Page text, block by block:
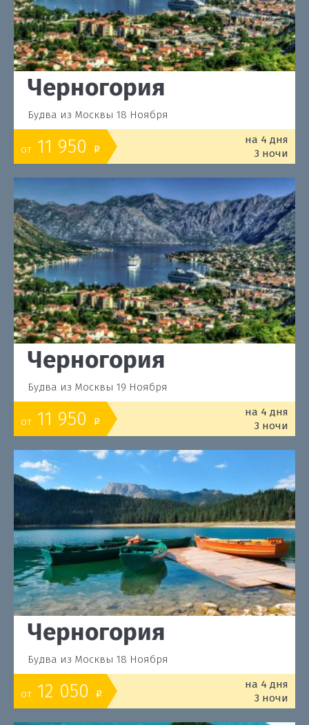
Черногория
Будва из Москвы 18 Ноября
от 11 950 o
на 4 дня
3 ночи
Черногория
Будва из Москвы 19 Ноября
от 11 950 o
на 4 дня
3 ночи
Черногория
Будва из Москвы 18 Ноября
от 12 050 o
на 4 дня
3 ночи